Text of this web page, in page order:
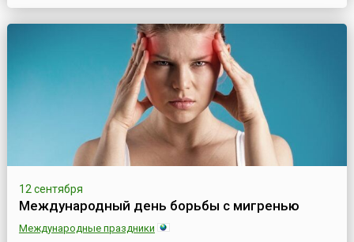
года положением российского императора Александра I
был утвержден центральный орган военно-медицинского
управления, призванный координировать деятельность
всех звеньев медицинской служ...
12 сентября
Международный день борьбы с мигренью
Международные праздники